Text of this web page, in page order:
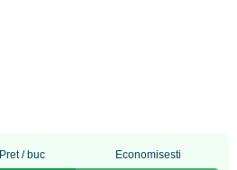
Pret / buc Economisesti